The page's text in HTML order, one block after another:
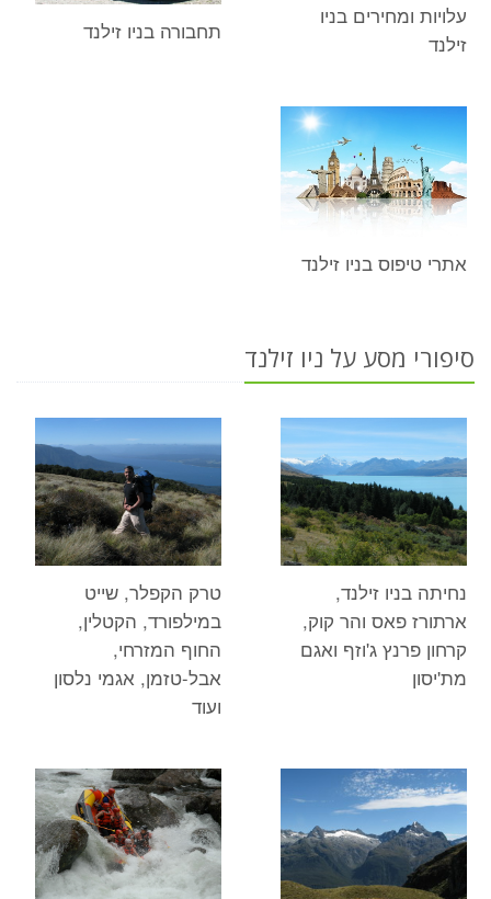
עלויות ומחירים בניו
זילנד
תחבורה בניו זילנד
אתרי טיפוס בניו זילנד
סיפורי מסע על ניו זילנד
נחיתה בניו זילנד,
ארתורז פאס והר קוק,
קרחון פרנץ ג'וזף ואגם
מת'יסון
טרק הקפלר, שייט
במילפורד, הקטלין,
החוף המזרחי,
אבל-טזמן, אגמי נלסון
ועוד